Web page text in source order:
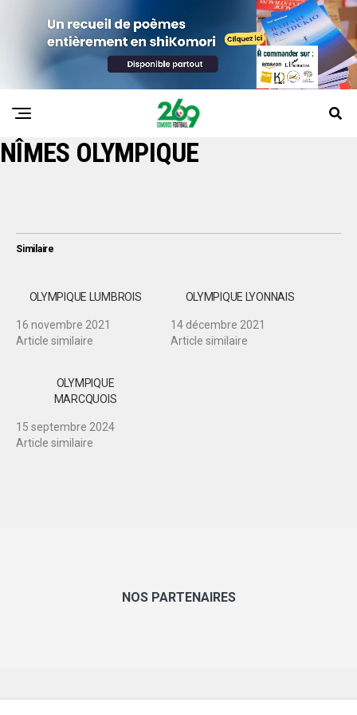
NÎMES OLYMPIQUE
Similaire
OLYMPIQUE LUMBROIS
16 novembre 2021
Article similaire
OLYMPIQUE LYONNAIS
14 décembre 2021
Article similaire
OLYMPIQUE
MARCQUOIS
15 septembre 2024
Article similaire
NOS PARTENAIRES